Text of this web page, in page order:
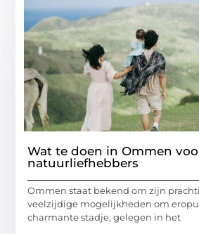
Wat te doen in Ommen
natuurliefhebbers
Ommen staat bekend om zijn
veelzijdige mogelijkheden om
charmante stadje, gelegen in het